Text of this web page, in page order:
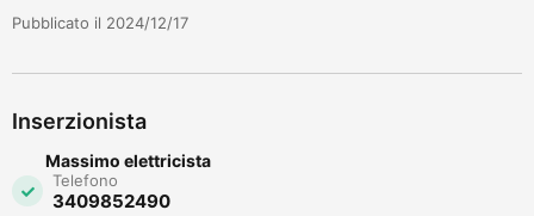
Pubblicato il 2024/12/17
Inserzionista
Massimo elettricista
Telefono
3409852490